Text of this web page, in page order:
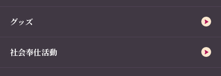
グッズ
社会奉仕活動